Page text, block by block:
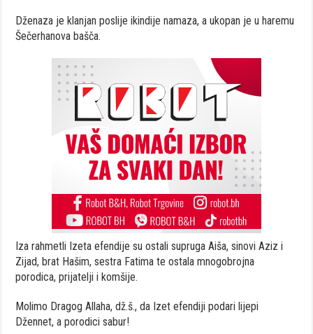
Dženaza je klanjan poslije ikindije namaza, a ukopan je u haremu
Šečerhanova bašča.
Iza rahmetli Izeta efendije su ostali supruga Aiša, sinovi Aziz i
Zijad, brat Hašim, sestra Fatima te ostala mnogobrojna
porodica, prijatelji i komšije.
Molimo Dragog Allaha, dž.š., da Izet efendiji podari lijepi
Džennet, a porodici sabur!